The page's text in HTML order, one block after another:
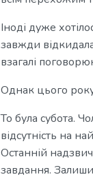
Іноді дуже
завжди
взагалі
Однак цього
То була субота.
відсутність на
Останній
завдання.